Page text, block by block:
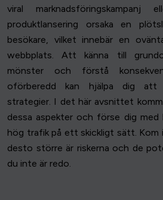
viral marknadsföringskampanj
produktlansering orsaka en
besökare, vilket innebär en
webbplats. Att känna till
mönster och förstå
oförberedd kan hjälpa dig att
strategier. I det här avsnittet
dessa aspekter och förse dig med
hög trafik på ett skickligt sätt. Kom
desto större är riskerna och de
du inte är redo.